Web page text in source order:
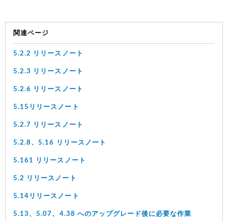
関連ページ
5.2.2 リリースノート
5.2.3 リリースノート
5.2.6 リリースノート
5.15リリースノート
5.2.7 リリースノート
5.2.8、5.16 リリースノート
5.161 リリースノート
5.2 リリースノート
5.14リリースノート
5.13、5.07、4.38 へのアップグレード後に必要な作業